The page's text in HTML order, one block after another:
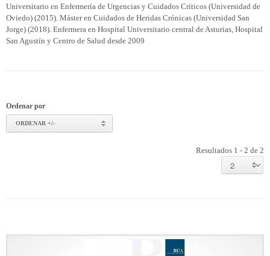
Universitario en Enfermería de Urgencias y Cuidados Críticos (Universidad de
Oviedo) (2015). Máster en Cuidados de Heridas Crónicas (Universidad San
Jorge) (2018). Enfermera en Hospital Universitario central de Asturias, Hospital
San Agustín y Centro de Salud desde 2009
Ordenar por
ORDENAR +/-
Resultados 1 - 2 de 2